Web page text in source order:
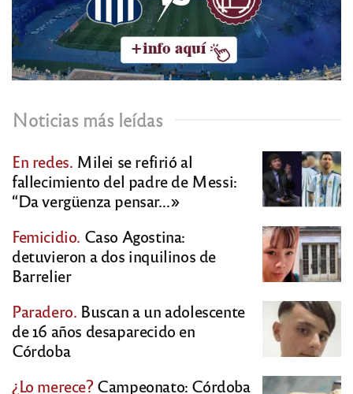
Noticias más leídas
En redes. Milei se refirió al
fallecimiento del padre de Messi:
“Da vergüenza pensar…»
Femicidio. Caso Agostina:
detuvieron a dos inquilinos de
Barrelier
Paradero. Buscan a un adolescente
de 16 años desaparecido en
Córdoba
¿Lo merece?Campeonato: Córdoba